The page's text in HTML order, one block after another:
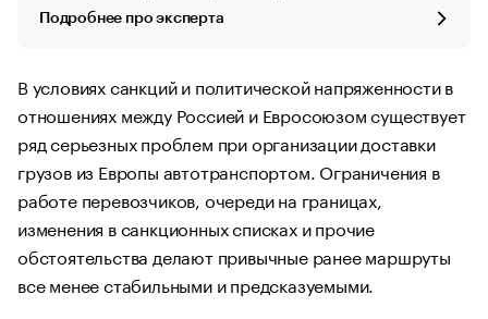
Подробнее про эксперта
В условиях санкций и политической напряженности в
отношениях между Россией и Евросоюзом существует
ряд серьезных проблем при организации доставки
грузов из Европы автотранспортом. Ограничения в
работе перевозчиков, очереди на границах,
изменения в санкционных списках и прочие
обстоятельства делают привычные ранее маршруты
все менее стабильными и предсказуемыми.